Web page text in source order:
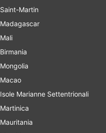
Saint-Martin
Madagascar
Mali
Birmania
Mongolia
Macao
Isole Marianne Settentrionali
Martinica
Mauritania